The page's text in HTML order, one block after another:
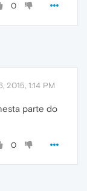
0
2015, 1:14 PM
parte do
0